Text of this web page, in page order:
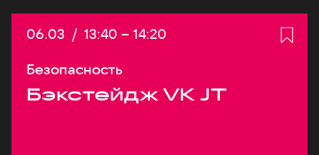
Дата:
06.03 / Начало:
13:40 – Конец:
14:20
Безопасность
Бэкстейдж VK JT